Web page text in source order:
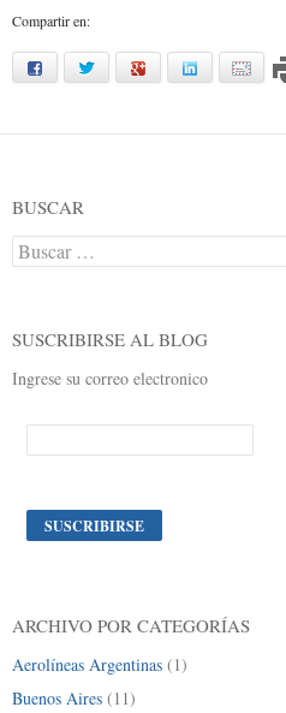
Compartir en:
facebooktwitter google linkedinmail
BUSCAR
Buscar:
SUSCRIBIRSE AL BLOG
Ingrese su correo electronico
ARCHIVO POR CATEGORÍAS
Aerolíneas Argentinas (1)
Buenos Aires (11)